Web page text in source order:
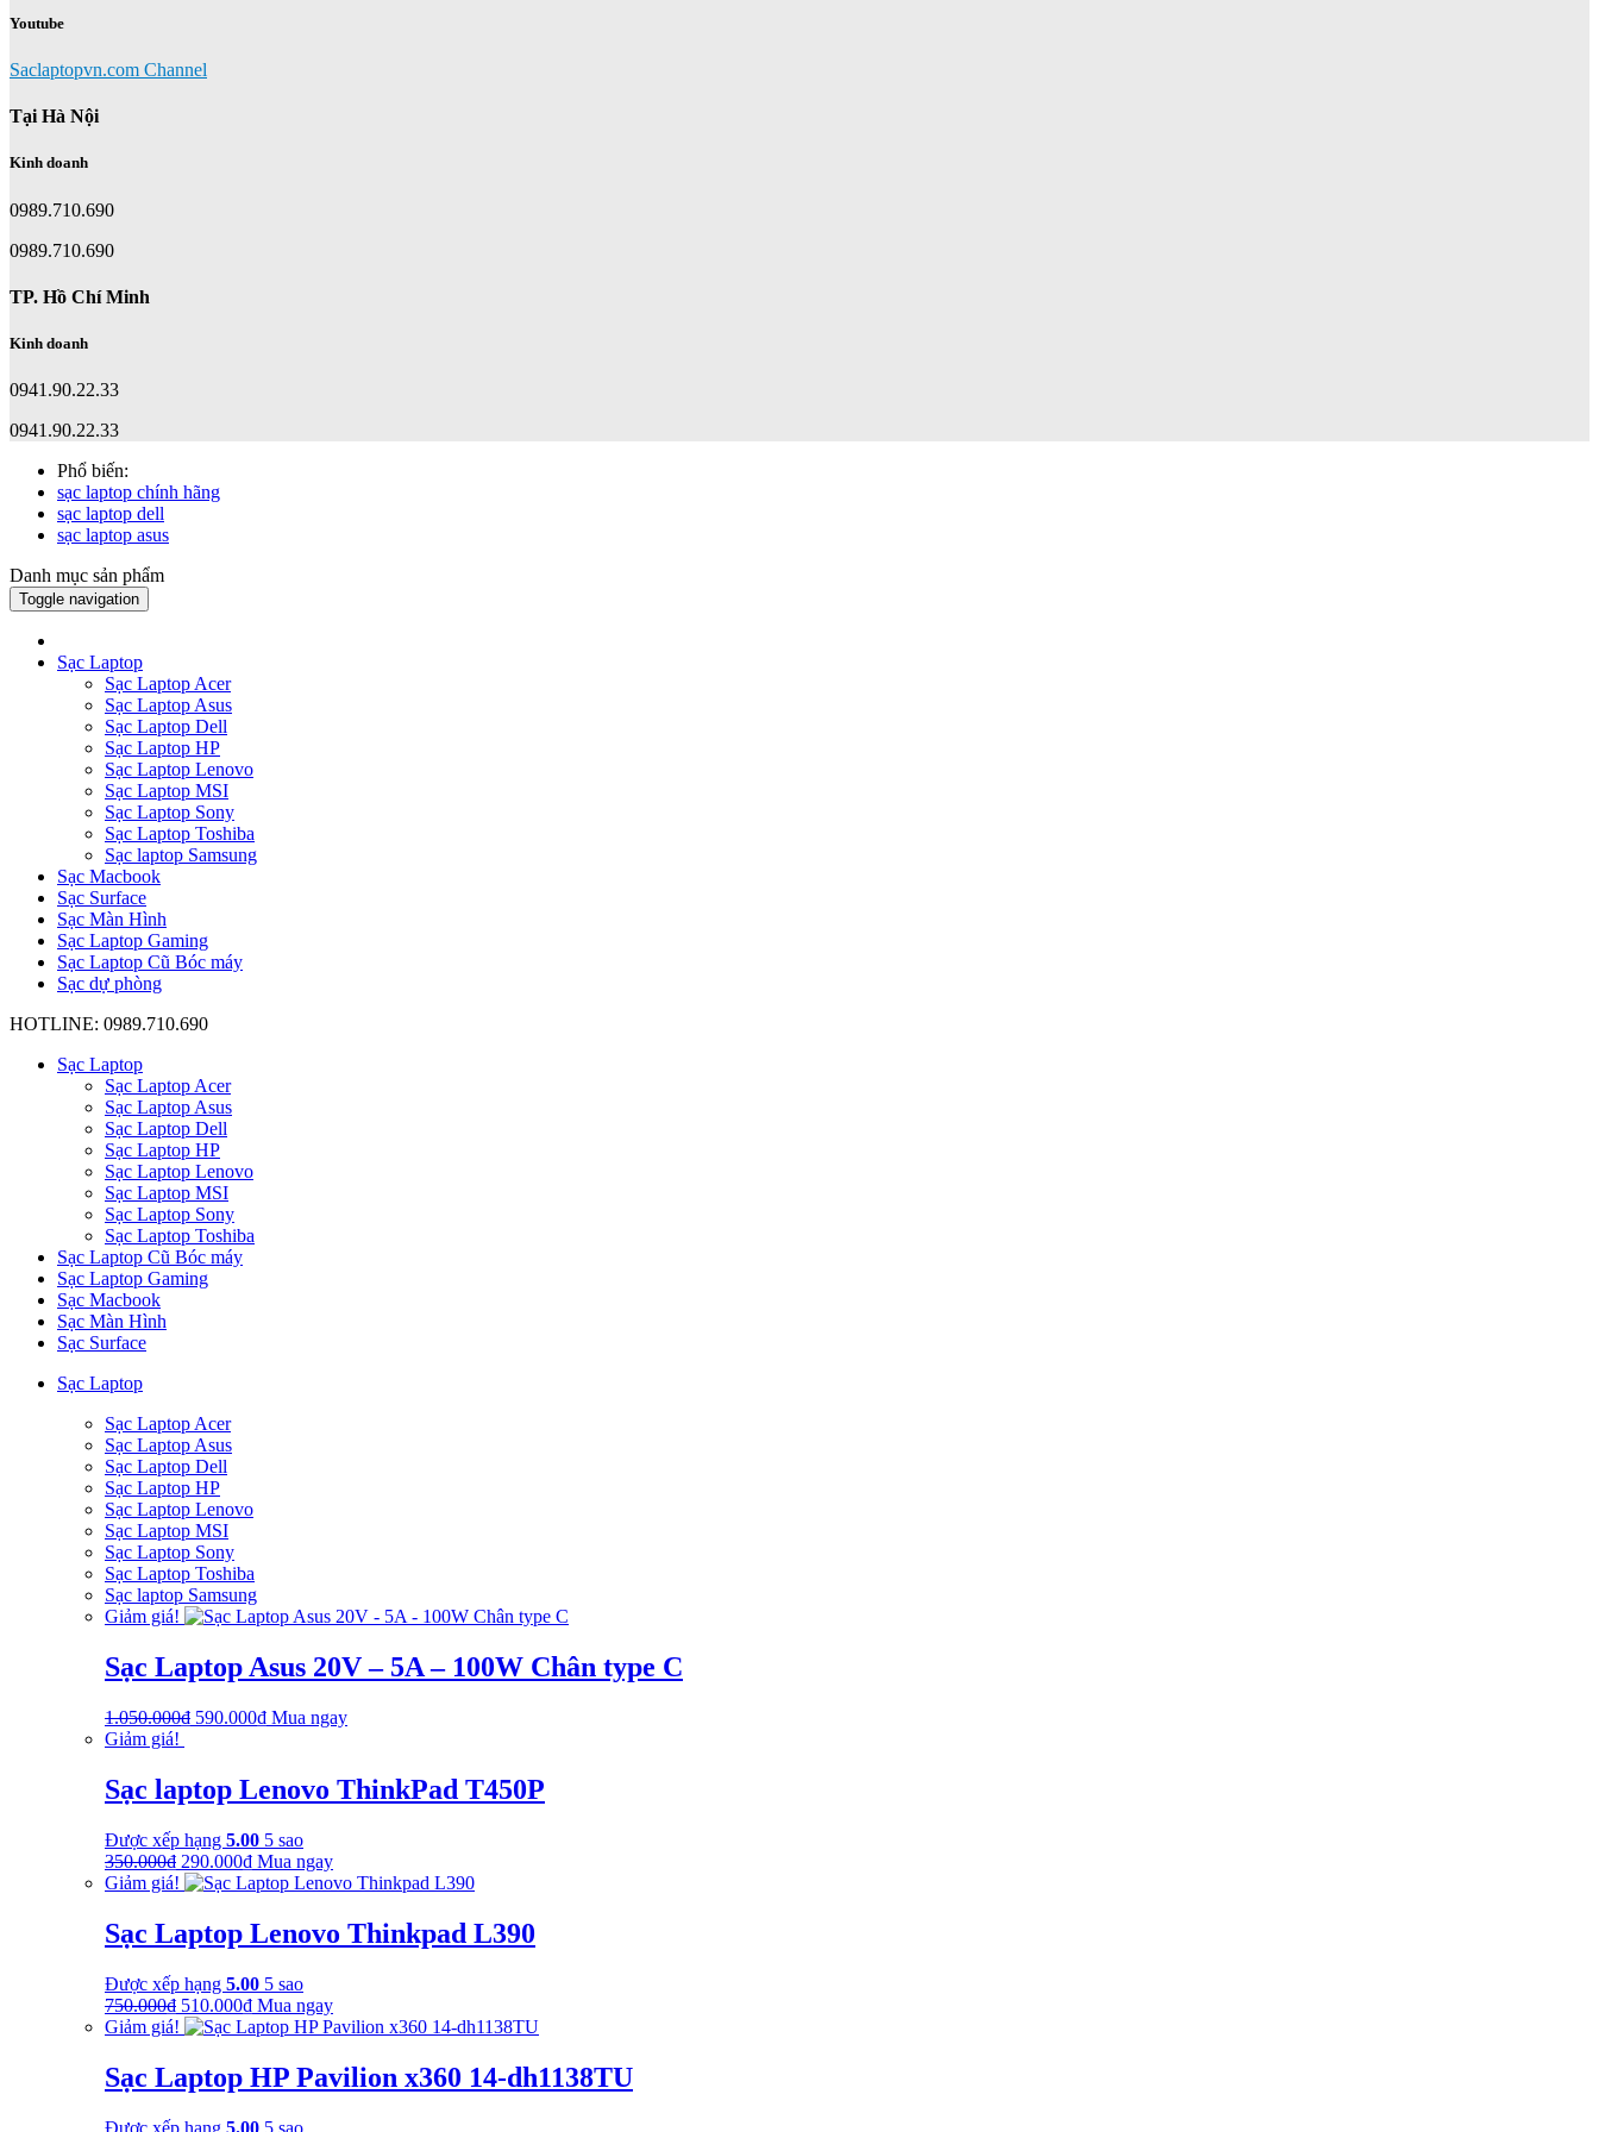
Youtube
Saclaptopvn.com Channel
Tại Hà Nội
Kinh doanh
0989.710.690
0989.710.690
TP. Hồ Chí Minh
Kinh doanh
0941.90.22.33
0941.90.22.33
Phổ biến:
sạc laptop chính hãng
sạc laptop dell
sạc laptop asus
Danh mục sản phẩm
Toggle navigation
Sạc Laptop
Sạc Laptop Acer
Sạc Laptop Asus
Sạc Laptop Dell
Sạc Laptop HP
Sạc Laptop Lenovo
Sạc Laptop MSI
Sạc Laptop Sony
Sạc Laptop Toshiba
Sạc laptop Samsung
Sạc Macbook
Sạc Surface
Sạc Màn Hình
Sạc Laptop Gaming
Sạc Laptop Cũ Bóc máy
Sạc dự phòng
HOTLINE: 0989.710.690
Sạc Laptop
Sạc Laptop Acer
Sạc Laptop Asus
Sạc Laptop Dell
Sạc Laptop HP
Sạc Laptop Lenovo
Sạc Laptop MSI
Sạc Laptop Sony
Sạc Laptop Toshiba
Sạc Laptop Cũ Bóc máy
Sạc Laptop Gaming
Sạc Macbook
Sạc Màn Hình
Sạc Surface
Sạc Laptop
Sạc Laptop Acer
Sạc Laptop Asus
Sạc Laptop Dell
Sạc Laptop HP
Sạc Laptop Lenovo
Sạc Laptop MSI
Sạc Laptop Sony
Sạc Laptop Toshiba
Sạc laptop Samsung
Giảm giá!
Sạc Laptop Asus 20V – 5A – 100W Chân type C
1.050.000₫ Giá
1.050.000₫.
590.000₫Giá
590.000₫.
Mua ngay
Giảm giá!
Sạc laptop Lenovo ThinkPad T450P
Được xếp hạng 5.00 5 sao
350.000₫ Giá
gốc
350.000₫.
290.000₫Giá
hiện
là:
290.000₫.
Mua ngay
Giảm giá!
Sạc Laptop Lenovo Thinkpad L390
Được xếp hạng 5.00 5 sao
750.000₫ Giá
gốc
750.000₫.
510.000₫Giá
hiện
là:
510.000₫.
Mua ngay
Giảm giá!
Sạc Laptop HP Pavilion x360 14-dh1138TU
Được xếp hạng 5.00 5 sao